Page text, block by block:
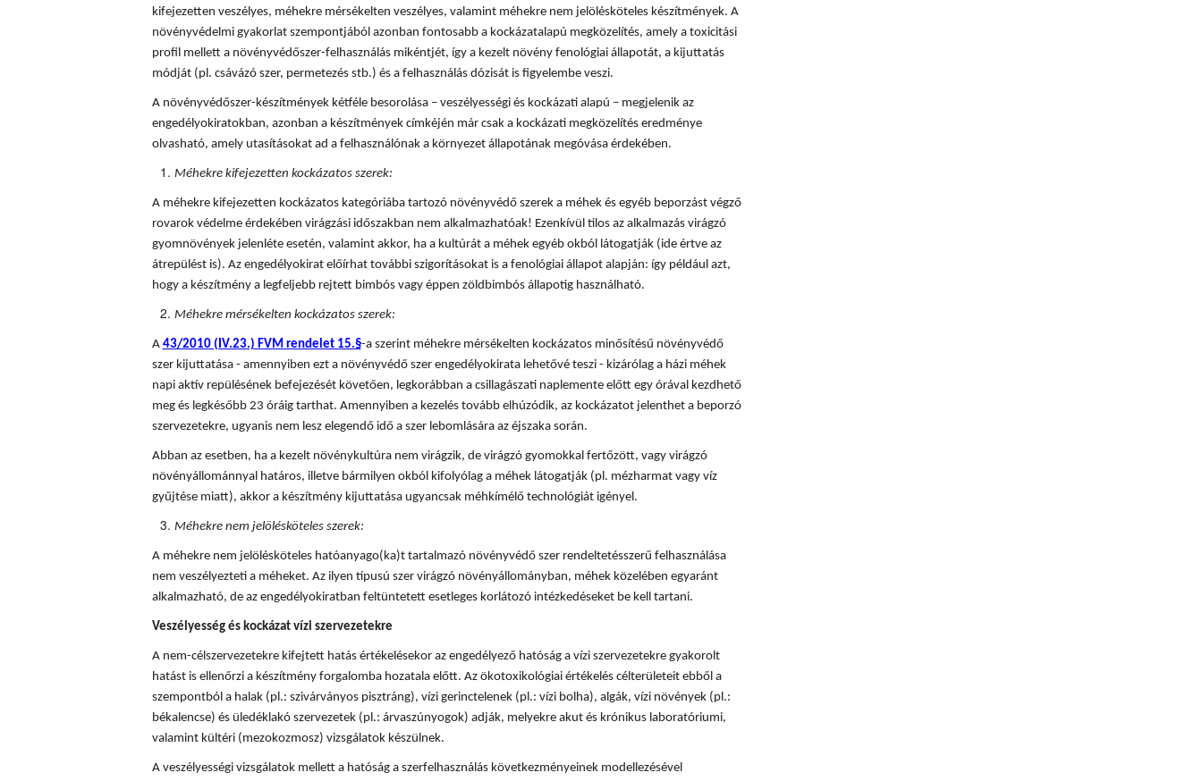
kifejezetten veszélyes, méhekre mérsékelten veszélyes, valamint méhekre nem jelölésköteles készítmények. A
növényvédelmi gyakorlat szempontjából azonban fontosabb a kockázatalapú megközelítés, amely a toxicitási
profil mellett a növényvédőszer-felhasználás mikéntjét, így a kezelt növény fenológiai állapotát, a kijuttatás
módját (pl. csávázó szer, permetezés stb.) és a felhasználás dózisát is figyelembe veszi.
A növényvédőszer-készítmények kétféle besorolása – veszélyességi és kockázati alapú – megjelenik az
engedélyokiratokban, azonban a készítmények címkéjén már csak a kockázati megközelítés eredménye
olvasható, amely utasításokat ad a felhasználónak a környezet állapotának megóvása érdekében.
Méhekre kifejezetten kockázatos szerek:
A méhekre kifejezetten kockázatos kategóriába tartozó növényvédő szerek a méhek és egyéb beporzást végző
rovarok védelme érdekében virágzási időszakban nem alkalmazhatóak! Ezenkívül tilos az alkalmazás virágzó
gyomnövények jelenléte esetén, valamint akkor, ha a kultúrát a méhek egyéb okból látogatják (ide értve az
átrepülést is). Az engedélyokirat előírhat további szigorításokat is a fenológiai állapot alapján: így például azt,
hogy a készítmény a legfeljebb rejtett bimbós vagy éppen zöldbimbós állapotig használható.
Méhekre mérsékelten kockázatos szerek:
A 43/2010 (IV.23.) FVM rendelet 15.§-a szerint méhekre mérsékelten kockázatos minősítésű növényvédő
szer kijuttatása - amennyiben ezt a növényvédő szer engedélyokirata lehetővé teszi - kizárólag a házi méhek
napi aktív repülésének befejezését követően, legkorábban a csillagászati naplemente előtt egy órával kezdhető
meg és legkésőbb 23 óráig tarthat. Amennyiben a kezelés tovább elhúzódik, az kockázatot jelenthet a beporzó
szervezetekre, ugyanis nem lesz elegendő idő a szer lebomlására az éjszaka során.
Abban az esetben, ha a kezelt növénykultúra nem virágzik, de virágzó gyomokkal fertőzött, vagy virágzó
növényállománnyal határos, illetve bármilyen okból kifolyólag a méhek látogatják (pl. mézharmat vagy víz
gyűjtése miatt), akkor a készítmény kijuttatása ugyancsak méhkímélő technológiát igényel.
Méhekre nem jelölésköteles szerek:
A méhekre nem jelölésköteles hatóanyago(ka)t tartalmazó növényvédő szer rendeltetésszerű felhasználása
nem veszélyezteti a méheket. Az ilyen típusú szer virágzó növényállományban, méhek közelében egyaránt
alkalmazható, de az engedélyokiratban feltüntetett esetleges korlátozó intézkedéseket be kell tartani.
Veszélyesség és kockázat vízi szervezetekre
A nem-célszervezetekre kifejtett hatás értékelésekor az engedélyező hatóság a vízi szervezetekre gyakorolt
hatást is ellenőrzi a készítmény forgalomba hozatala előtt. Az ökotoxikológiai értékelés célterületeit ebből a
szempontból a halak (pl.: szivárványos pisztráng), vízi gerinctelenek (pl.: vízi bolha), algák, vízi növények (pl.:
békalencse) és üledéklakó szervezetek (pl.: árvaszúnyogok) adják, melyekre akut és krónikus laboratóriumi,
valamint kültéri (mezokozmosz) vizsgálatok készülnek.
A veszélyességi vizsgálatok mellett a hatóság a szerfelhasználás következményeinek modellezésével